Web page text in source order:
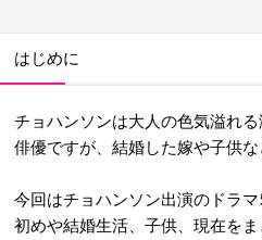
はじめに
チョハンソンは大人の色気溢れ
俳優ですが、結婚した嫁や子供な
今回はチョハンソン出演のドラ
初めや結婚生活、子供、現在をま